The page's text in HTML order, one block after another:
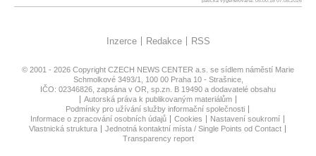
Inzerce Redakce RSS
© 2001 - 2026 Copyright CZECH NEWS CENTER a.s. se sídlem náměstí Marie
Schmolkové 3493/1, 100 00 Praha 10 - Strašnice,
IČO: 02346826, zapsána v OR, sp.zn. B 19490 a dodavatelé obsahu
Autorská práva k publikovaným materiálům
Podmínky pro užívání služby informační společnosti
Informace o zpracování osobních údajů
Cookies
Nastavení soukromí
Vlastnická struktura
Jednotná kontaktní místa / Single Points od Contact
Transparency report